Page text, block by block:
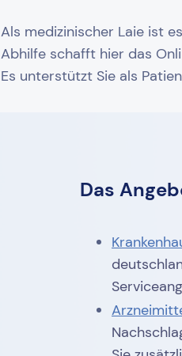
Als medizinischer Laie ist
Abhilfe schafft hier das
Es unterstützt Sie als
Das